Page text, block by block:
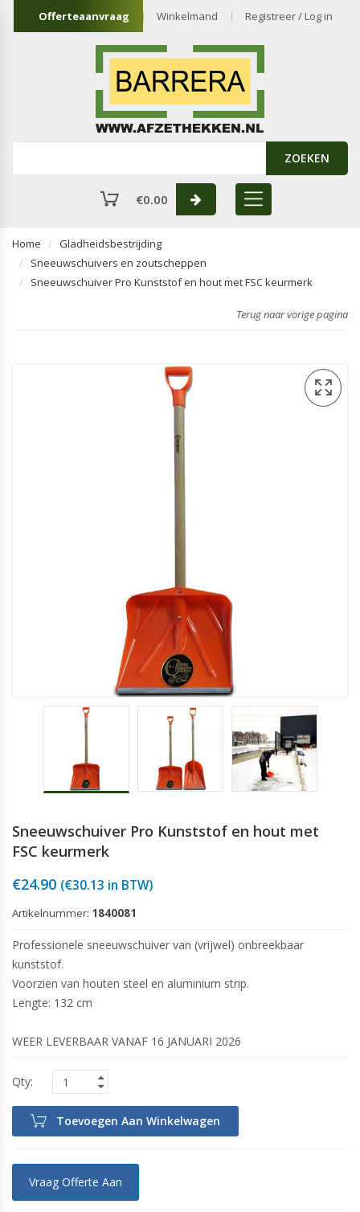
Offerteaanvraag Winkelmand Registreer / Log in
ZOEKEN
€0.00
Home
Gladheidsbestrijding
Sneeuwschuivers en zoutscheppen
Sneeuwschuiver Pro Kunststof en hout met FSC keurmerk
Terug naar vorige pagina
Sneeuwschuiver Pro Kunststof en hout met
FSC keurmerk
€24.90 (€30.13 in BTW)
Artikelnummer: 1840081
Professionele sneeuwschuiver van (vrijwel) onbreekbaar
kunststof.
Voorzien van houten steel en aluminium strip.
Lengte: 132 cm
WEER LEVERBAAR VANAF 16 JANUARI 2026
Toevoegen Aan Winkelwagen
Vraag Offerte Aan